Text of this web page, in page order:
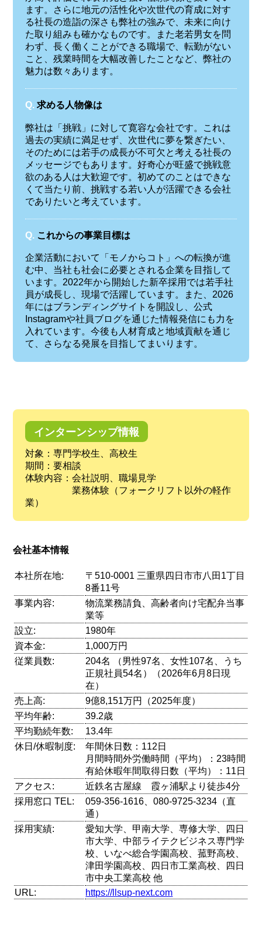
ます。さらに地元の活性化や次世代の育成に対す
る社長の造詣の深さも弊社の強みで、未来に向け
た取り組みも確かなものです。また老若男女を問
わず、長く働くことができる職場で、転勤がない
こと、残業時間を大幅改善したことなど、弊社の
魅力は数々あります。
Q. 求める人物像は
弊社は「挑戦」に対して寛容な会社です。これは
過去の実績に満足せず、次世代に夢を繋ぎたい、
そのためには若手の成長が不可欠と考える社長の
メッセージでもあります。好奇心が旺盛で挑戦意
欲のある人は大歓迎です。初めてのことはできな
くて当たり前、挑戦する若い人が活躍できる会社
でありたいと考えています。
Q. これからの事業目標は
企業活動において「モノからコト」への転換が進
む中、当社も社会に必要とされる企業を目指して
います。2022年から開始した新卒採用では若手社
員が成長し、現場で活躍しています。また、2026
年にはブランディングサイトを開設し、公式
Instagramや社員ブログを通じた情報発信にも力を
入れています。今後も人材育成と地域貢献を通じ
て、さらなる発展を目指してまいります。
インターンシップ情報
対象：専門学校生、高校生
期間：要相談
体験内容：会社説明、職場見学
業務体験（フォークリフト以外の軽作
業）
会社基本情報
本社所在地:
〒510-0001 三重県四日市市八田1丁目
8番11号
事業内容:
物流業務請負、高齢者向け宅配弁当事
業等
設立:
1980年
資本金:
1,000万円
従業員数:
204名 （男性97名、女性107名、うち
正規社員54名）（2026年6月8日現
在）
売上高:
9億8,151万円（2025年度）
平均年齢:
39.2歳
平均勤続年数:
13.4年
休日/休暇制度:
年間休日数：112日
月間時間外労働時間（平均）：23時間
有給休暇年間取得日数（平均）：11日
アクセス:
近鉄名古屋線 霞ヶ浦駅より徒歩4分
採用窓口 TEL:
059-356-1616、080-9725-3234（直
通）
採用実績:
愛知大学、甲南大学、専修大学、四日
市大学、中部ライテクビジネス専門学
校、いなべ総合学園高校、菰野高校、
津田学園高校、四日市工業高校、四日
市中央工業高校 他
URL:
https://llsup-next.com